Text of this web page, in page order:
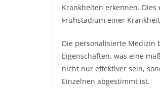
Krankheiten erkennen.
Frühstadium einer
Die personalisierte Medizin
Eigenschaften, was eine
nicht nur effektiver sein,
Einzelnen abgestimmt ist.